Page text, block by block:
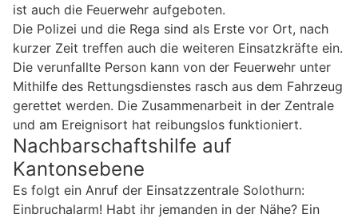
ist auch die Feuerwehr aufgeboten.
Die Polizei und die Rega sind als Erste vor Ort, nach
kurzer Zeit treffen auch die weiteren Einsatzkräfte ein.
Die verunfallte Person kann von der Feuerwehr unter
Mithilfe des Rettungsdienstes rasch aus dem Fahrzeug
gerettet werden. Die Zusammenarbeit in der Zentrale
und am Ereignisort hat reibungslos funktioniert.
Nachbarschaftshilfe auf
Kantonsebene
Es folgt ein Anruf der Einsatzzentrale Solothurn:
Einbruchalarm! Habt ihr jemanden in der Nähe? Ein